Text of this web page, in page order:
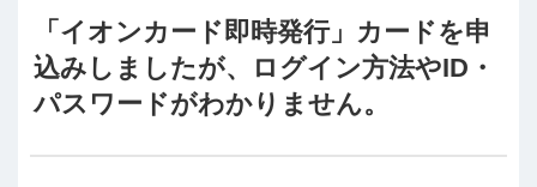
「イオンカード即時発行」カードを申
込みしましたが、ログイン方法やID・
パスワードがわかりません。